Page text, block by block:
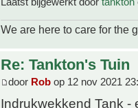
We are here to care for the
Re: Tankton's Tuin
door Rob op 12 nov 2021
Indrukwekkend Tank -